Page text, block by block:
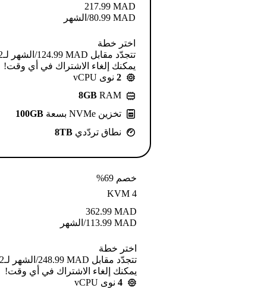
MAD
217.99
MAD
80.99/الشهر
اختر خطة
يمكنك إلغاء الاشتراك في أي وقت!
2 نوى vCPU
8GB RAM
تخزين NVMe بسعة
100GB
نطاق تردّدي 8TB
خصم 69%
KVM 4
MAD
362.99
MAD
113.99/الشهر
اختر خطة
يمكنك إلغاء الاشتراك في أي وقت!
4 نوى vCPU